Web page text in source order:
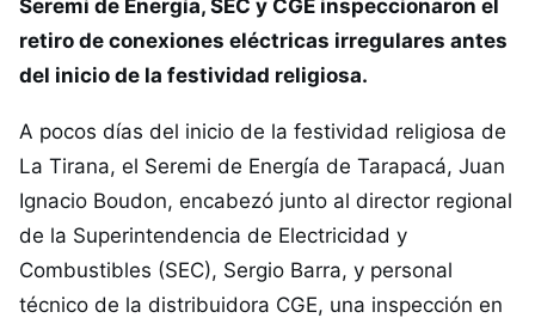
Seremi de Energía, SEC y CGE inspeccionaron el
retiro de conexiones eléctricas irregulares antes
del inicio de la festividad religiosa.
A pocos días del inicio de la festividad religiosa de
La Tirana, el Seremi de Energía de Tarapacá, Juan
Ignacio Boudon, encabezó junto al director regional
de la Superintendencia de Electricidad y
Combustibles (SEC), Sergio Barra, y personal
técnico de la distribuidora CGE, una inspección en